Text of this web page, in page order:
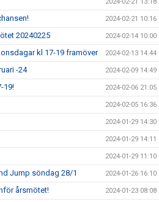
2024-02-21 10:16
20240225 2024-02-14 10:00
kl 17-19 framöver 2024-02-13 14:44
-24 2024-02-09 14:49
19! 2024-02-06 21:05
2024-02-05 16:36
2024-01-29 14:30
2024-01-29 14:11
2024-01-29 11:10
Jump söndag 28/1 2024-01-26 16:10
årsmötet! 2024-01-23 08:08